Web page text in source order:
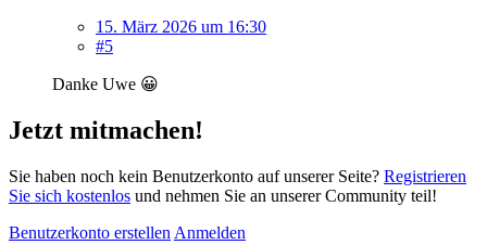
15. März 2026 um 16:30
#5
Danke Uwe 😀
Jetzt mitmachen!
Sie haben noch kein Benutzerkonto auf unserer Seite? Registrieren
Sie sich kostenlos und nehmen Sie an unserer Community teil!
Benutzerkonto erstellen Anmelden